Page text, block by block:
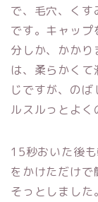
で、毛穴、くす
です。 キャップ
分しか、かか
は、柔らかく
じですが、の
ルスルっとよく
15秒おいた後
をかけただけで
そっとしました